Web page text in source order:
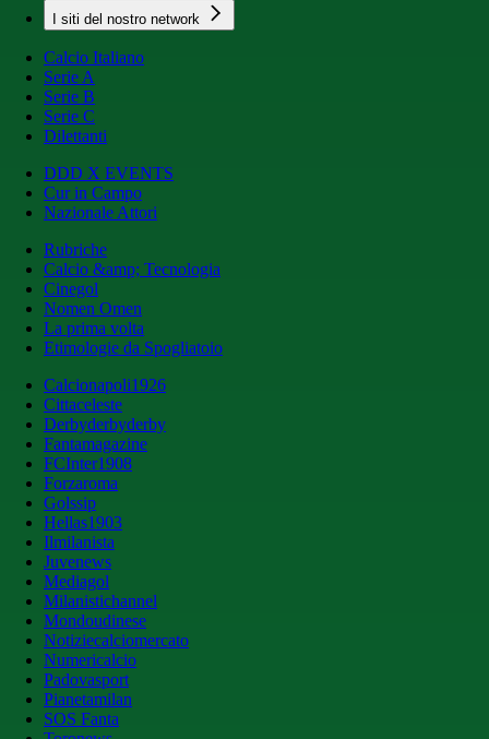
I siti del nostro network
Calcio Italiano
Serie A
Serie B
Serie C
Dilettanti
DDD X EVENTS
Cur in Campo
Nazionale Attori
Rubriche
Calcio &amp; Tecnologia
Cinegol
Nomen Omen
La prima volta
Etimologie da Spogliatoio
Calcionapoli1926
Cittaceleste
Derbyderbyderby
Fantamagazine
FCInter1908
Forzaroma
Golssip
Hellas1903
Ilmilanista
Juvenews
Mediagol
Milanistichannel
Mondoudinese
Notiziecalciomercato
Numericalcio
Padovasport
Pianetamilan
SOS Fanta